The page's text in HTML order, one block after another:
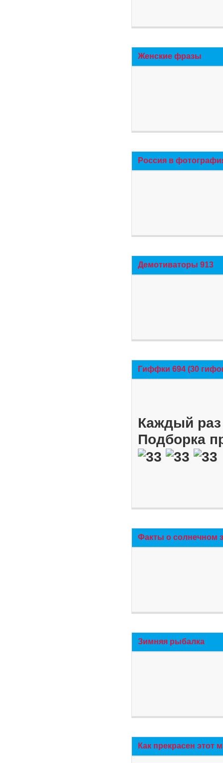
Женские фразы
Россия в
Демотиваторы 913
Гиффки 694 (30
Каждый
Подборка
Факты о солнечном
Зимняя рыбалка
Как прекрасен этот